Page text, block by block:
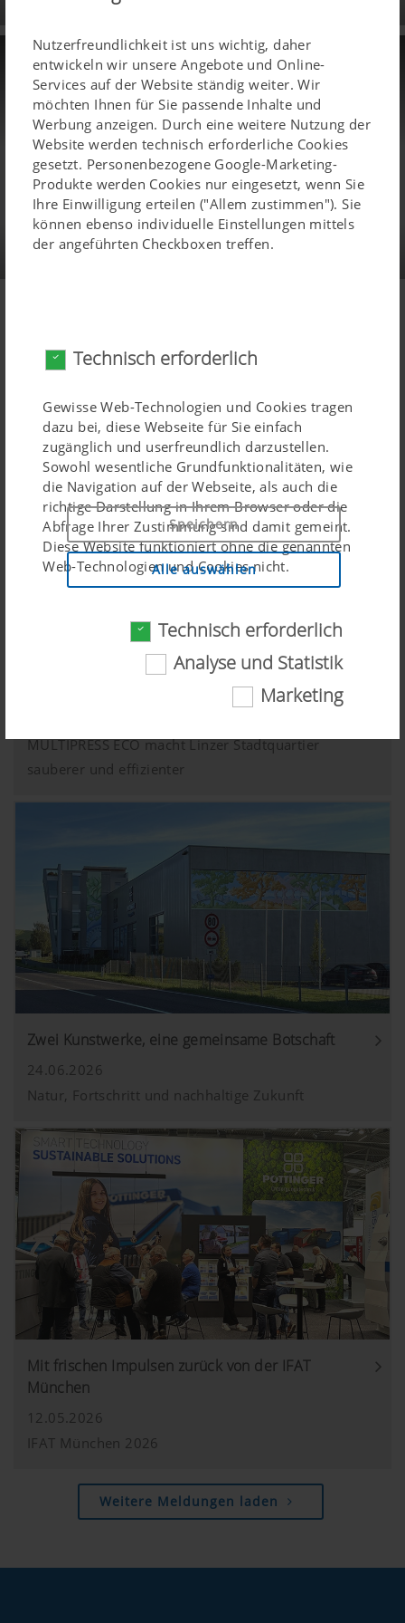
Nutzerfreundlichkeit ist uns wichtig, daher
entwickeln wir unsere Angebote und Online-
Services auf der Website ständig weiter. Wir
möchten Ihnen für Sie passende Inhalte und
Werbung anzeigen. Durch eine weitere Nutzung der
Website werden technisch erforderliche Cookies
gesetzt. Personenbezogene Google-Marketing-
Produkte werden Cookies nur eingesetzt, wenn Sie
Ihre Einwilligung erteilen ("Allem zustimmen"). Sie
können ebenso individuelle Einstellungen mittels
der angeführten Checkboxen treffen.
Technisch erforderlich
Gewisse Web-Technologien und Cookies tragen
dazu bei, diese Webseite für Sie einfach
zugänglich und userfreundlich darzustellen.
Sowohl wesentliche Grundfunktionalitäten, wie
die Navigation auf der Webseite, als auch die
richtige Darstellung in Ihrem Browser oder die
Abfrage Ihrer Zustimmung sind damit gemeint.
Diese Website funktioniert ohne die genannten
Web-Technologien und Cookies nicht.
Zweck des
Dauer
Speichert , ob
das Banner zur
Einwilligung“
akzeptiert
6
Monate
Sprache
(lang)
vom Nutzer
gewählte Land-
und
Sprachauswahl.
Monate
Analyse und Statistik
Wir möchten uns ständig hinsichtlich
unserer Website verbessern. Daher setzen wir
welche anonym messen und auswerten, welche
Inhalte unserer Website genutzt werden und wie
häufig diese aufgerufen werden.
Zweck des
Cookies
Dauer
Analytics
Benutzung
Monate
Marketing
Speichern
Alle auswählen
Technisch erforderlich
Analyse und Statistik
Marketing
Reparaturcenter
Mehr Infos
NEWS
Innovative Abfalllösung im QUADRILL
MULTIPRESS ECO macht Linzer Stadtquartier
sauberer und effizienter
Zwei Kunstwerke, eine gemeinsame Botschaft
24.06.2026
Natur, Fortschritt und nachhaltige Zukunft
Mit frischen Impulsen zurück von der IFAT
München
12.05.2026
IFAT München 2026
Weitere Meldungen laden